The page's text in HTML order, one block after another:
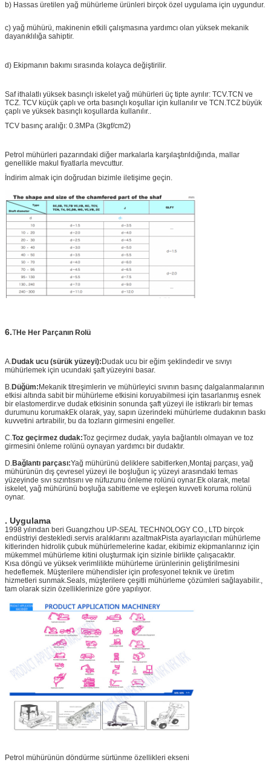
b) Hassas üretilen yağ mühürleme ürünleri birçok özel uygulama için uygundur.
c) yağ mühürü, makinenin etkili çalışmasına yardımcı olan yüksek mekanik
dayanıklılığa sahiptir.
d) Ekipmanın bakımı sırasında kolayca değiştirilir.
Saf ithalatlı yüksek basınçlı iskelet yağ mühürleri üç tipte ayrılır: TCV.TCN ve
TCZ. TCV küçük çaplı ve orta basınçlı koşullar için kullanılır ve TCN.TCZ büyük
çaplı ve yüksek basınçlı koşullarda kullanılır..
TCV basınç aralığı: 0.3MPa (3kgf/cm2)
Petrol mühürleri pazarındaki diğer markalarla karşılaştırıldığında, mallar
genellikle makul fiyatlarla mevcuttur.
İndirim almak için doğrudan bizimle iletişime geçin.
6.THe Her Parçanın Rolü
A. Dudak ucu (sürük yüzeyi):Dudak ucu bir eğim şeklindedir ve sıvıyı
mühürlemek için ucundaki şaft yüzeyini basar.
B. Düğüm:Mekanik titreşimlerin ve mühürleyici sıvının basınç dalgalanmalarının
etkisi altında sabit bir mühürleme etkisini koruyabilmesi için tasarlanmış esnek
bir elastomerdir.ve dudak etkisinin sonunda şaft yüzeyi ile istikrarlı bir temas
durumunu korumakEk olarak, yay, sapın üzerindeki mühürleme dudakının baskı
kuvvetini artırabilir, bu da tozların girmesini engeller.
C. Toz geçirmez dudak:Toz geçirmez dudak, yayla bağlantılı olmayan ve toz
girmesini önleme rolünü oynayan yardımcı bir dudaktır.
D. Bağlantı parçası:Yağ mühürünü deliklere sabitlerken,Montaj parçası, yağ
mühürünün dış çevresel yüzeyi ile boşluğun iç yüzeyi arasındaki temas
yüzeyinde sıvı sızıntısını ve nüfuzunu önleme rolünü oynar.Ek olarak, metal
iskelet, yağ mühürünü boşluğa sabitleme ve eşleşen kuvveti koruma rolünü
oynar.
. Uygulama
1998 yılından beri Guangzhou UP-SEAL TECHNOLOGY CO., LTD birçok
endüstriyi destekledi.servis aralıklarını azaltmakPista ayarlayıcıları mühürleme
kitlerinden hidrolik çubuk mühürlemelerine kadar, ekibimiz ekipmanlarınız için
mükemmel mühürleme kitini oluşturmak için sizinle birlikte çalışacaktır.
Kısa döngü ve yüksek verimlilikte mühürleme ürünlerinin geliştirilmesini
hedeflemek. Müşterilere mühendisler için profesyonel teknik ve üretim
hizmetleri sunmak.Seals, müşterilere çeşitli mühürleme çözümleri sağlayabilir.,
tam olarak sizin özelliklerinize göre yapılıyor.
Petrol mühürünün döndürme sürtünme özellikleri ekseni